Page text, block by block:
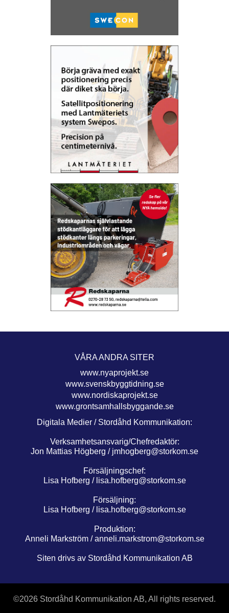
VÅRA ANDRA SITER
www.nyaprojekt.se
www.svenskbyggtidning.se
www.nordiskaprojekt.se
www.grontsamhallsbyggande.se
Digitala Medier / Stordåhd Kommunikation:
Verksamhetsansvarig/Chefredaktör:
Jon Mattias Högberg / jmhogberg@storkom.se
Försäljningschef:
Lisa Hofberg / lisa.hofberg@storkom.se
Försäljning:
Lisa Hofberg / lisa.hofberg@storkom.se
Produktion:
Anneli Markström /anneli.markstrom@storkom.se
Siten drivs av Stordåhd Kommunikation AB
©2026 Stordåhd Kommunikation AB, All rights reserved.